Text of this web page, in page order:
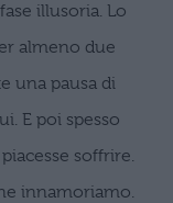
illusoria. Lo
almeno due
una pausa di
E poi spesso
soffrire.
innamoriamo.